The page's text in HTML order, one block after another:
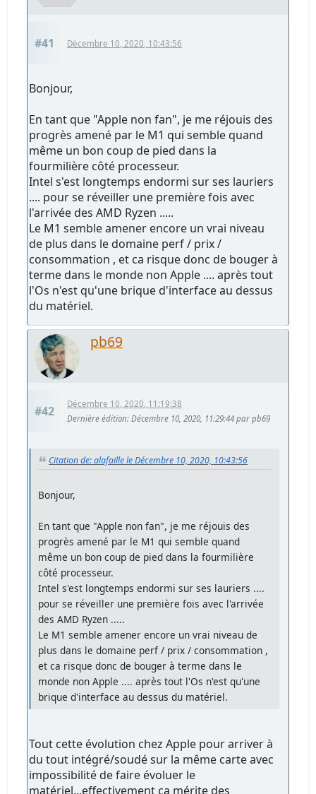
#41 Décembre 10, 2020, 10:43:56
Bonjour,
En tant que "Apple non fan", je me réjouis des
progrès amené par le M1 qui semble quand
même un bon coup de pied dans la
fourmilière côté processeur.
Intel s'est longtemps endormi sur ses lauriers
.... pour se réveiller une première fois avec
l'arrivée des AMD Ryzen .....
Le M1 semble amener encore un vrai niveau
de plus dans le domaine perf / prix /
consommation , et ca risque donc de bouger à
terme dans le monde non Apple .... après tout
l'Os n'est qu'une brique d'interface au dessus
du matériel.
pb69
#42
Décembre 10, 2020, 11:19:38
Dernière édition: Décembre 10, 2020, 11:29:44 par pb69
Citation de: alafaille le Décembre 10, 2020, 10:43:56
Bonjour,
En tant que "Apple non fan", je me réjouis des
progrès amené par le M1 qui semble quand
même un bon coup de pied dans la fourmilière
côté processeur.
Intel s'est longtemps endormi sur ses lauriers ....
pour se réveiller une première fois avec l'arrivée
des AMD Ryzen .....
Le M1 semble amener encore un vrai niveau de
plus dans le domaine perf / prix / consommation ,
et ca risque donc de bouger à terme dans le
monde non Apple .... après tout l'Os n'est qu'une
brique d'interface au dessus du matériel.
Tout cette évolution chez Apple pour arriver à
du tout intégré/soudé sur la même carte avec
impossibilité de faire évoluer le
matériel...effectivement ça mérite des